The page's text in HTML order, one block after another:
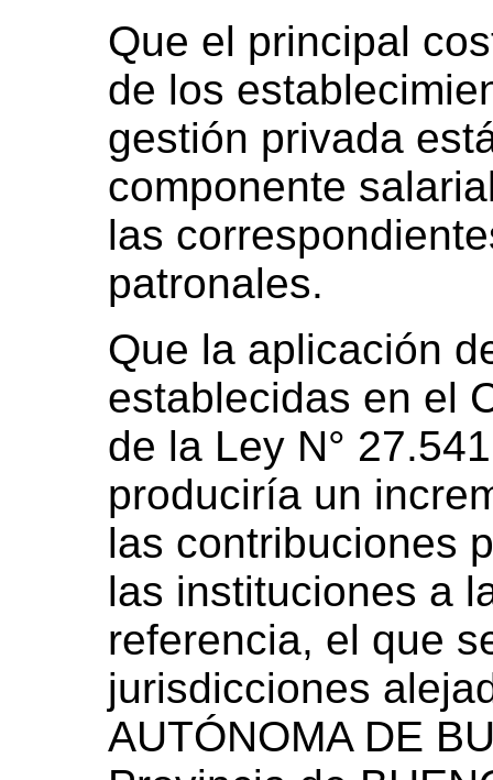
Que el principal
de los
gestión privada
componente
las
patronales.
Que la aplicación
establecidas en el
de la Ley N°
produciría un
las contribuciones
las instituciones a
referencia, el que
jurisdicciones
AUTÓNOMA DE